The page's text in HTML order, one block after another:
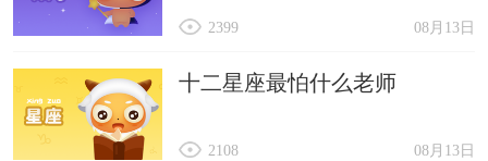
08月13日
2399
十二星座最怕什么老师
08月13日
2108